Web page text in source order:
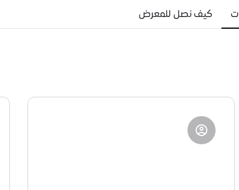
كيف نصل للمعرض